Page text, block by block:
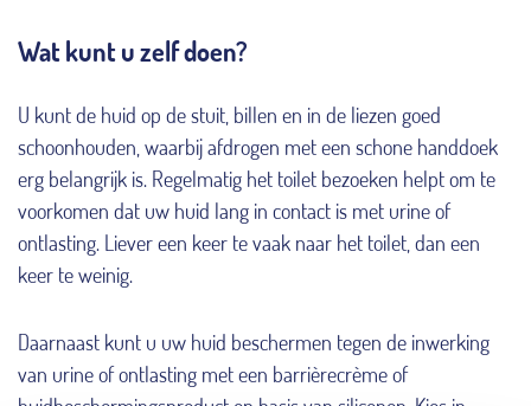
Wat kunt u zelf doen?
U kunt de huid op de stuit, billen en in de liezen goed
schoonhouden, waarbij afdrogen met een schone handdoek
erg belangrijk is. Regelmatig het toilet bezoeken helpt om te
voorkomen dat uw huid lang in contact is met urine of
ontlasting. Liever een keer te vaak naar het toilet, dan een
keer te weinig.
Daarnaast kunt u uw huid beschermen tegen de inwerking
van urine of ontlasting met een barrièrecrème of